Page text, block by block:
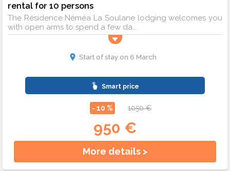
rental for 10 persons
The Résidence Néméa La Soulane lodging welcomes you
with open arms to spend a few da...
Start of stay on 6 March
Smart price
- 10 % 1050 €
950 €
More details >